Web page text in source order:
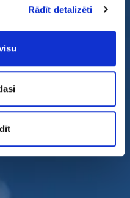
Rādīt detalizēti
gaisa telpas lietotājiem